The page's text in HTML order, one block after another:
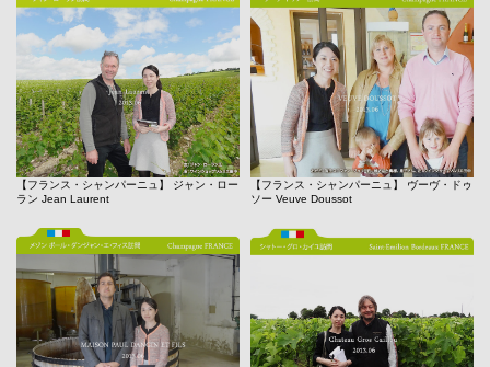
【フランス・シャンパーニュ】 ジャン・ロー
ラン Jean Laurent
【フランス・シャンパーニュ】 ヴーヴ・ドゥ
ソー Veuve Doussot